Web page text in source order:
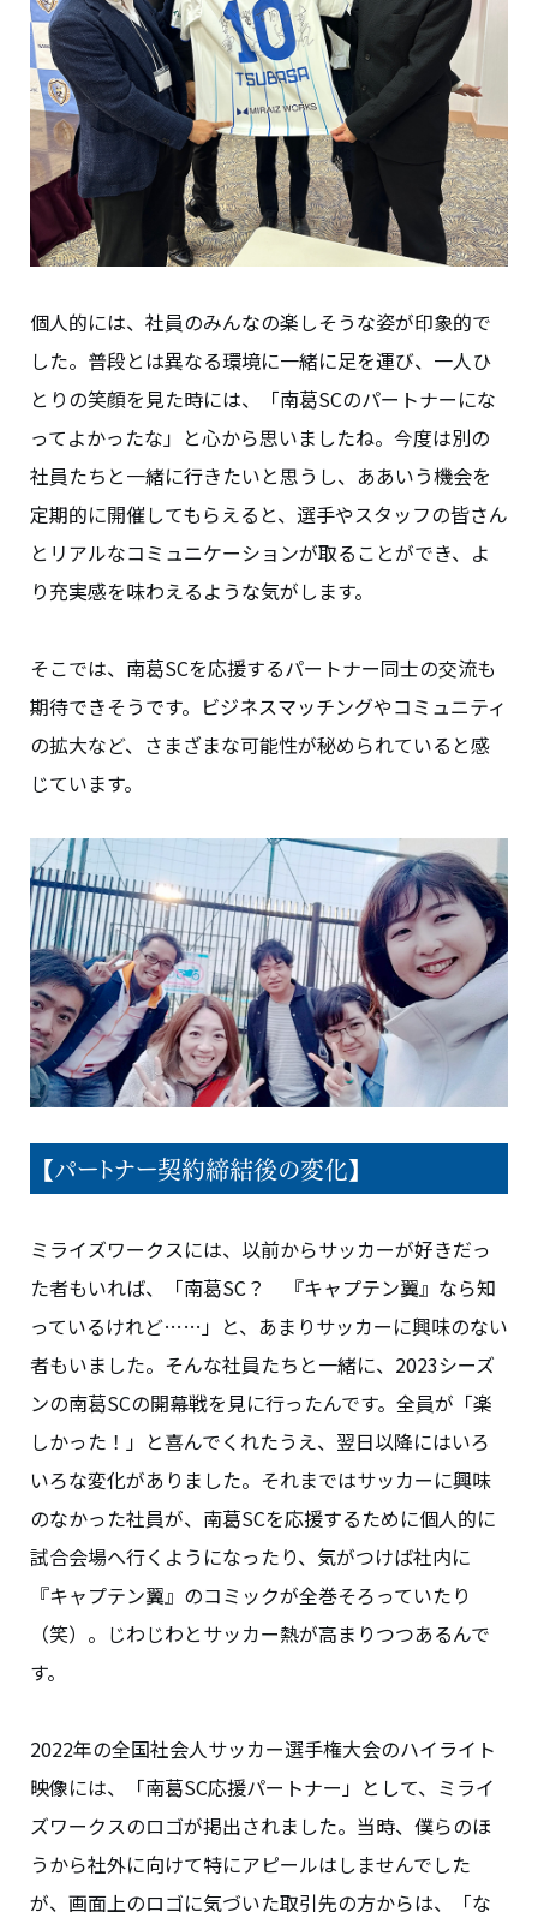
個人的には、社員のみんなの楽しそうな姿が印象的で
した。普段とは異なる環境に一緒に足を運び、一人ひ
とりの笑顔を見た時には、「南葛SCのパートナーにな
ってよかったな」と心から思いましたね。今度は別の
社員たちと一緒に行きたいと思うし、ああいう機会を
定期的に開催してもらえると、選手やスタッフの皆さん
とリアルなコミュニケーションが取ることができ、よ
り充実感を味わえるような気がします。
そこでは、南葛SCを応援するパートナー同士の交流も
期待できそうです。ビジネスマッチングやコミュニティ
の拡大など、さまざまな可能性が秘められていると感
じています。
【パートナー契約締結後の変化】
ミライズワークスには、以前からサッカーが好きだっ
た者もいれば、「南葛SC？ 『キャプテン翼』なら知
っているけれど……」と、あまりサッカーに興味のない
者もいました。そんな社員たちと一緒に、2023シーズ
ンの南葛SCの開幕戦を見に行ったんです。全員が「楽
しかった！」と喜んでくれたうえ、翌日以降にはいろ
いろな変化がありました。それまではサッカーに興味
のなかった社員が、南葛SCを応援するために個人的に
試合会場へ行くようになったり、気がつけば社内に
『キャプテン翼』のコミックが全巻そろっていたり
（笑）。じわじわとサッカー熱が高まりつつあるんで
す。
2022年の全国社会人サッカー選手権大会のハイライト
映像には、「南葛SC応援パートナー」として、ミライ
ズワークスのロゴが掲出されました。当時、僕らのほ
うから社外に向けて特にアピールはしませんでした
が、画面上のロゴに気づいた取引先の方からは、「な